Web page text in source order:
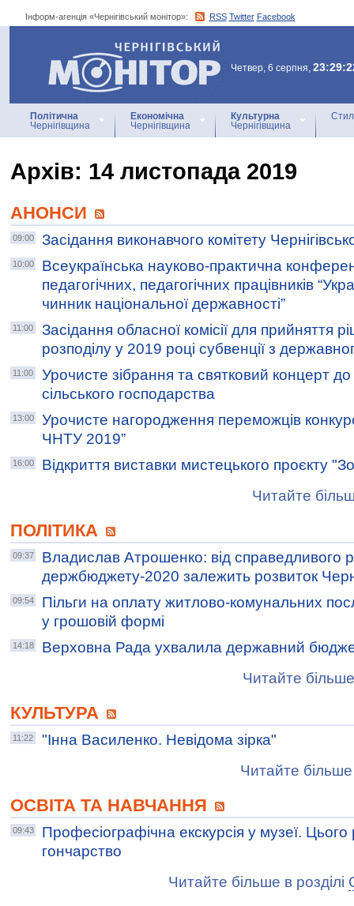
Інформ-агенція «Чернігівський монітор»: RSS Twitter Facebook
Інформ-агенція
«Чернігівський монітор»
Четвер, 6 серпня,
Політична
Чернігівщина
Економічна
Чернігівщина
Культурна
Чернігівщина
Архiв: 14 листопада 2019
АНОНСИ
09:00 Засідання виконавчого комітету
10:00
Всеукраїнська науково-практична
педагогічних, педагогічних працівників
чинник національної державності”
11:00
Засідання обласної комісії для прийняття
розподілу у 2019 році субвенції з
11:00
Урочисте зібрання та святковий концерт до
сільського господарства
13:00
Урочисте нагородження переможців
ЧНТУ 2019”
16:00
Відкриття виставки мистецького проєкту
Читайте
ПОЛІТИКА
09:37
Владислав Атрошенко: від справедливого
держбюджету-2020 залежить розвиток
09:54
Пільги на оплату житлово-комунальних
у грошовій формі
14:18
Верховна Рада ухвалила державний
Читайте
КУЛЬТУРА
11:22
"Інна Василенко. Невідома зірка"
Читайте більше
ОСВІТА ТА НАВЧАННЯ
09:43
Професіографічна екскурсія у музеї.
гончарство
Читайте більше в розділі